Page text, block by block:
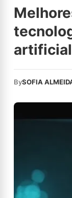
artificial
BySOFIA